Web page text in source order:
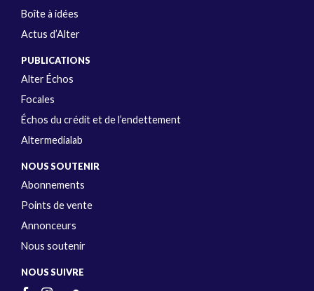
Boîte à idées
Actus d’Alter
PUBLICATIONS
Alter Échos
Focales
Échos du crédit et de l’endettement
Altermedialab
NOUS SOUTENIR
Abonnements
Points de vente
Annonceurs
Nous soutenir
NOUS SUIVRE